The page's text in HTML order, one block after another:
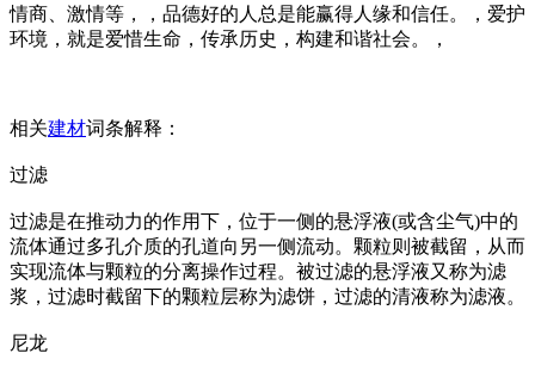
情商、激情等，，品德好的人总是能赢得人缘和信任。，爱护
环境，就是爱惜生命，传承历史，构建和谐社会。，
相关建材词条解释：
过滤
过滤是在推动力的作用下，位于一侧的悬浮液(或含尘气)中的
流体通过多孔介质的孔道向另一侧流动。颗粒则被截留，从而
实现流体与颗粒的分离操作过程。被过滤的悬浮液又称为滤
浆，过滤时截留下的颗粒层称为滤饼，过滤的清液称为滤液。
尼龙